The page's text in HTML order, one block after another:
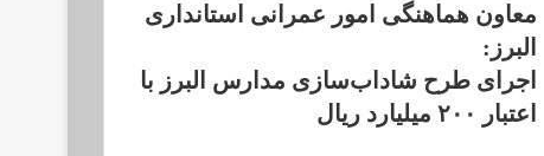
معاون هماهنگی امور عمرانی استانداری
البرز:
اجرای طرح شاداب‌سازی مدارس البرز با
اعتبار ۲۰۰ میلیارد ریال